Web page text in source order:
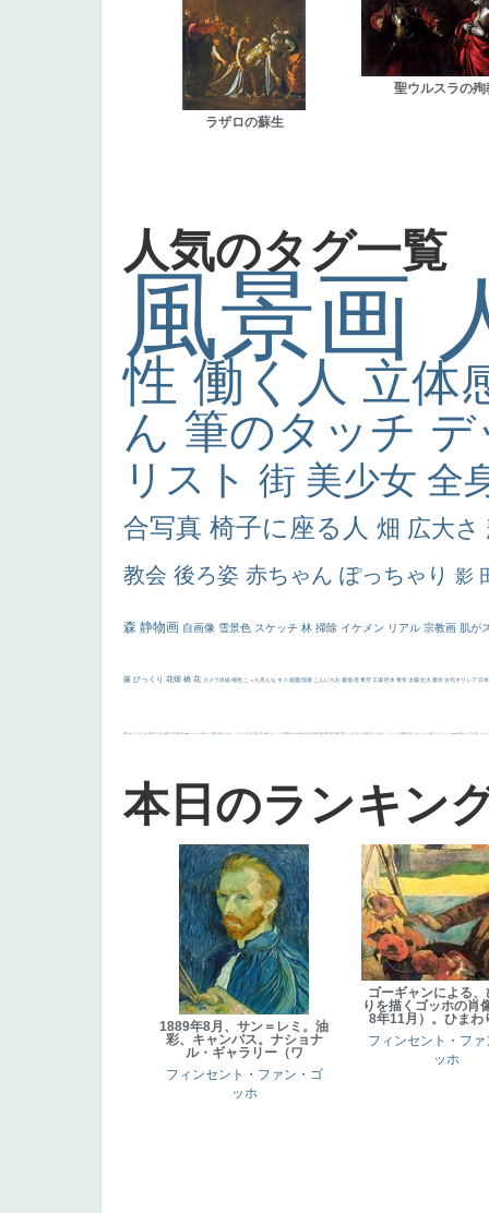
ラザロの蘇生
聖ウルスラの殉
人気のタグ一覧
風景画
性 働く人 立体
ん 筆のタッチ
リスト 街 美少女 全
合写真 椅子に座る人 畑 広大さ
教会 後ろ姿 赤ちゃん ぽっちゃり 影
森 静物画 自画像 雪景色 スケッチ 林 掃除 イケメン リアル 宗教画 肌が
厳 びっくり 花畑 橋 花 カメラ目線 補色 こっち見んな キス 庭園 部屋 こんにちわ 素描 塔 青空 工場 巨木 青年 太陽 壮大 着衣 古代ギリシア 日
画質 last ヴィーナス 剣 白人少女 食事中 山本芳翠 麦 alciato ハーレム 女神 ローマ教皇 奥行き 火起こし シスター 東方の三博士 114514 かっこいい 受胎告知 天から覗き込む顔 設計図 挿絵 群衆 親子 裸婦 可愛い ピサロ ＃名画で学ぶ「たるみ」 ニーソックス 躍動感 黄色 こわい コート 畦道 レンブラント・ sekkusu 暖かい バブみ 靴下 ショッ
本日のランキン
1889年8月、サン＝レミ。油
彩、キャンバス。ナショナ
ル・ギャラリー（ワ
フィンセント・ファン・ゴ
ッホ
ゴーギャンによる、
りを描くゴッホの肖
8年11月）。ひまわ
フィンセント・ファ
ッホ